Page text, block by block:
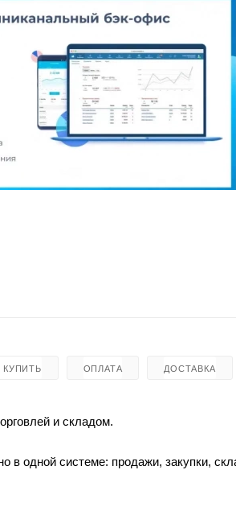
КУПИТЬ ОПЛАТА ДОСТАВКА
и складом.
в одной системе: продажи, закупки,